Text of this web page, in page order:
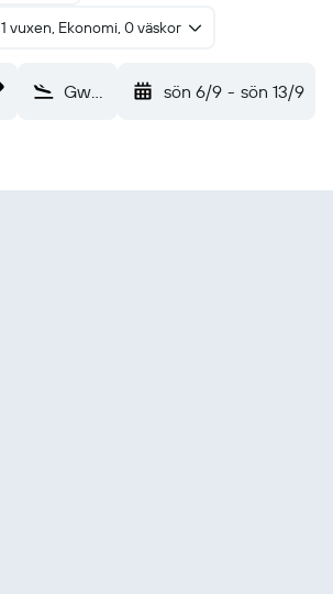
1 vuxen, Ekonomi, 0 väskor
Gwadar (GWD) sön 6/9 - sön 13/9